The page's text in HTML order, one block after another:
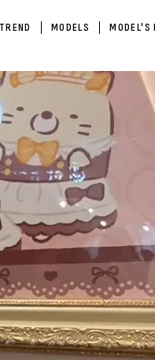
MODELS MODEL'S